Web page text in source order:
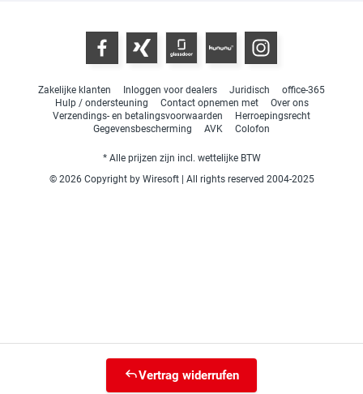
Zakelijke klanten Inloggen voor dealers Juridisch
office-365
Hulp / ondersteuning
Contact opnemen met
Over ons
Verzendings- en betalingsvoorwaarden
Herroepingsrecht
Gegevensbescherming
AVK Colofon
* Alle prijzen zijn incl. wettelijke BTW
© 2026 Copyright by Wiresoft | All rights reserved 2004-2025
Vertrag widerrufen